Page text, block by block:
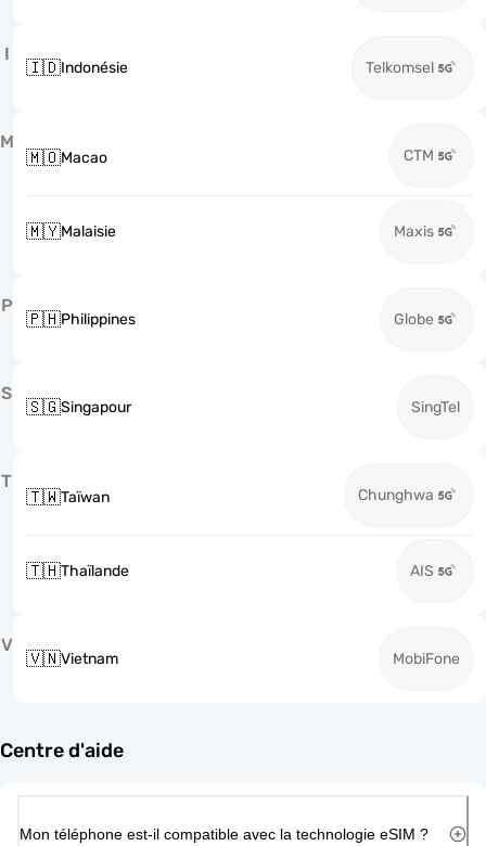
I
🇮🇩Indonésie Telkomsel
M
🇲🇴Macao CTM
🇲🇾Malaisie Maxis
P
🇵🇭Philippines Globe
S
🇸🇬Singapour SingTel
T
🇹🇼Taïwan Chunghwa
🇹🇭Thaïlande AIS
V
🇻🇳Vietnam MobiFone
Centre d'aide
Mon téléphone est-il compatible avec la technologie eSIM ?